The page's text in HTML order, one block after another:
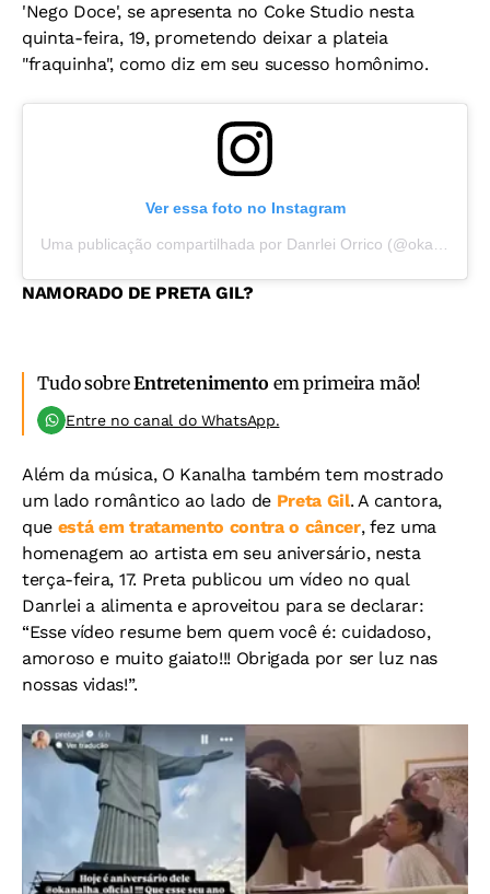
'Nego Doce', se apresenta no Coke Studio nesta
quinta-feira, 19, prometendo deixar a plateia
"fraquinha", como diz em seu sucesso homônimo.
Ver essa foto no Instagram
Uma publicação compartilhada por Danrlei Orrico (@okanalha_oficial)
NAMORADO DE PRETA GIL?
Tudo sobreEntretenimento em primeira mão!
Entre no canal do WhatsApp.
Além da música, O Kanalha também tem mostrado
um lado romântico ao lado de Preta Gil. A cantora,
que está em tratamento contra o câncer, fez uma
homenagem ao artista em seu aniversário, nesta
terça-feira, 17. Preta publicou um vídeo no qual
Danrlei a alimenta e aproveitou para se declarar:
“Esse vídeo resume bem quem você é: cuidadoso,
amoroso e muito gaiato!!! Obrigada por ser luz nas
nossas vidas!”.